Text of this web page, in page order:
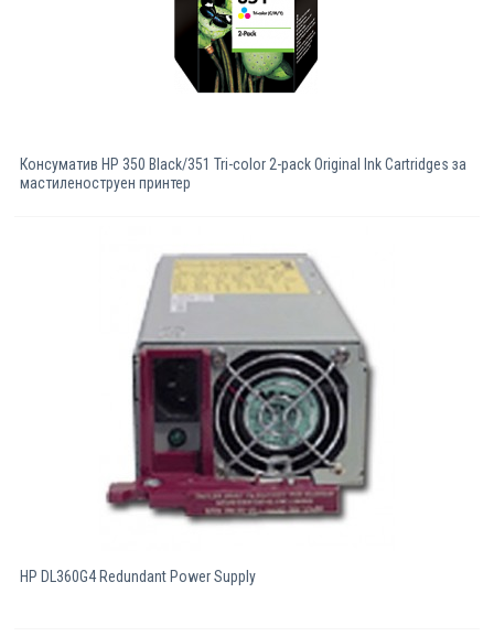
Консуматив HP 350 Black/351 Tri-color 2-pack Original Ink Cartridges за
мастиленоструен принтер
HP DL360G4 Redundant Power Supply